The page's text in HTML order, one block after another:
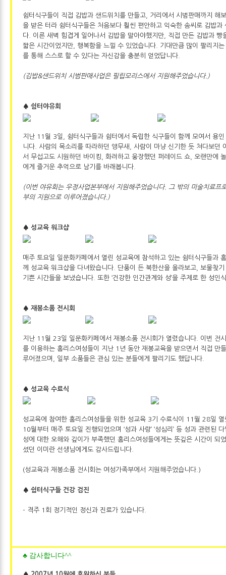
쉼터식구들이 직접 김밥과 샌드위치를 만들고, 거리에서 시범판매까지 해
을 받은 터라 쉼터식구들은 처음보다 훨씬 편안하고 익숙한 솜씨로 김밥과
다. 이른 새벽 힘겹게 일어나서 김밥을 말아야했지만, 직접 만든 김밥과 빵
짧은 시간이었지만, 행복함을 느낄 수 있었습니다. 기대만큼 많이 팔리지
를 통해 스스로 할 수 있다는 자신감을 충분히 얻었답니다.
(김밥&샌드위치 시범판매사업은 필립모리스에서 지원해주었습니다.)
♠ 쉼터야유회
지난 11월 3일, 쉼터식구들과 쉼터에서 독립한 식구들이 함께 모여서 용
니다. 사람의 목소리를 따라하던 앵무새, 사람이 마냥 신기한 듯 쳐다보던
서 무섭고도 시원하던 바이킹, 화려하고 웅장했던 퍼레이드 쇼, 오랜만에
에게 즐거운 추억으로 남기를 바래봅니다.
(이번 야유회는 우정사업본부에서 지원해주었습니다. 그 밖의 미술치료프
부의 지원으로 이루어졌습니다.)
♠ 성교육 워크샵
매주 토요일 일문화카페에서 열린 성교육에 참석하고 있는 쉼터식구들과
께 성교육 워크샵을 다녀왔습니다. 단풍이 든 북한산을 올라보고, 보물찾
기쁜 시간들을 보냈습니다. 또한 ‘건강한 인간관계와 성’을 주제로 한 성인
♠ 재봉소품 전시회
지난 11월 23일 일문화카페에서 재봉소품 전시회가 열렸습니다. 이번 전
를 이용하는 홈리스여성들이 지난 1년 동안 재봉교육을 받으면서 직접 만
루어졌으며, 일부 소품들은 관심 있는 분들에게 팔리기도 했답니다.
♠ 성교육 수료식
성교육에 참여한 홈리스여성들을 위한 성교육 3기 수료식이 11월 28일
10월부터 매주 토요일 진행되었으며 ‘성과 사랑’ ‘성심리’ 등 성과 관련된
성에 대한 오해와 깊이가 부족했던 홈리스여성들에게는 뜻깊은 시간이 되
셨던 이미란 선생님에게도 감사드립니다.
(성교육과 재봉소품 전시회는 여성가족부에서 지원해주었습니다.)
♠ 쉼터식구들 건강 검진
- 격주 1회 정기적인 정신과 진료가 있습니다.
♣ 감사합니다^^